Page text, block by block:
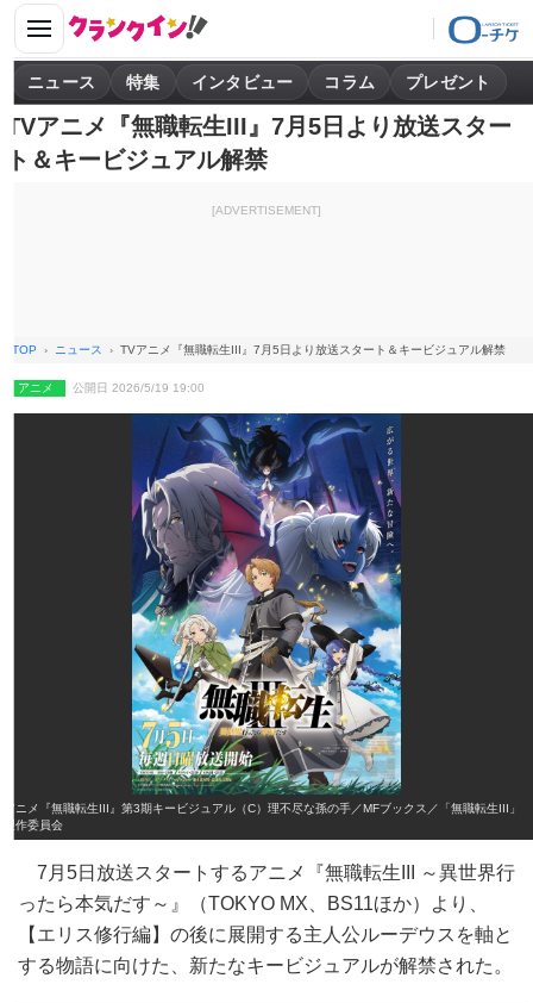
ニュース 特集 インタビュー コラム プレゼント
TVアニメ『無職転生III』7月5日より放送スター
ト＆キービジュアル解禁
[ADVERTISEMENT]
TOP ニュース TVアニメ『無職転生III』7月5日より放送スタート＆キービジュアル解禁
アニメ 公開日 2026/5/19 19:00
アニメ『無職転生III』第3期キービジュアル（C）理不尽な孫の手／MFブックス／「無職転生III」
製作委員会
7月5日放送スタートするアニメ『無職転生III ～異世界行
ったら本気だす～』（TOKYO MX、BS11ほか）より、
【エリス修行編】の後に展開する主人公ルーデウスを軸と
する物語に向けた、新たなキービジュアルが解禁された。